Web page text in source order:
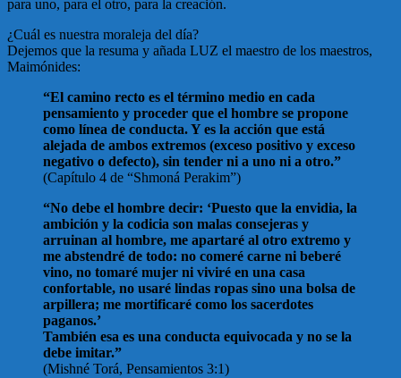
para uno, para el otro, para la creación.
¿Cuál es nuestra moraleja del día?
Dejemos que la resuma y añada LUZ el maestro de los maestros,
Maimónides:
“El camino recto es el término medio en cada
pensamiento y proceder que el hombre se propone
como línea de conducta. Y es la acción que está
alejada de ambos extremos (exceso positivo y exceso
negativo o defecto), sin tender ni a uno ni a otro.”
(Capítulo 4 de “Shmoná Perakim”)
“No debe el hombre decir: ‘Puesto que la envidia, la
ambición y la codicia son malas consejeras y
arruinan al hombre, me apartaré al otro extremo y
me abstendré de todo: no comeré carne ni beberé
vino, no tomaré mujer ni viviré en una casa
confortable, no usaré lindas ropas sino una bolsa de
arpillera; me mortificaré como los sacerdotes
paganos.’
También esa es una conducta equivocada y no se la
debe imitar.”
(Mishné Torá, Pensamientos 3:1)